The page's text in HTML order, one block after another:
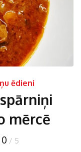
ēdieni
mērcē
0 / 5